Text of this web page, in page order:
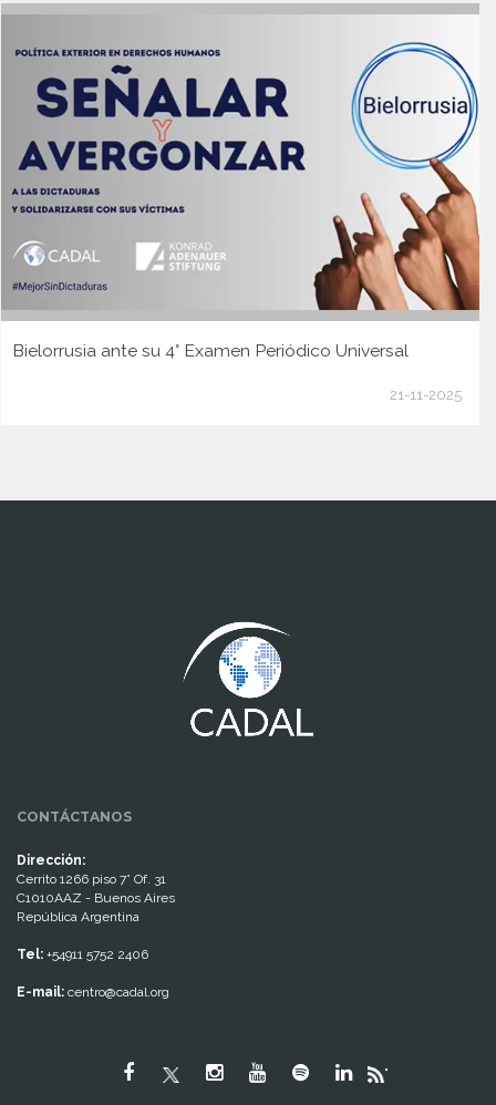
Bielorrusia ante su 4° Examen Periódico Universal
21-11-2025
CONTÁCTANOS
Dirección:
Cerrito 1266 piso 7° Of. 31
C1010AAZ - Buenos Aires
República Argentina
Tel: +54911 5752 2406
E-mail: centro@cadal.org
"